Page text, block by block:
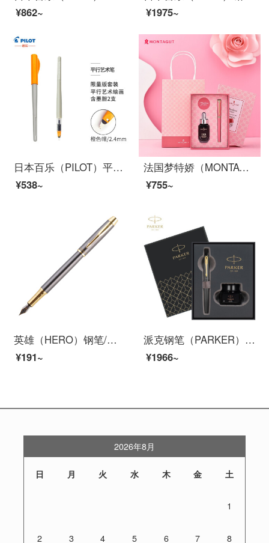
¥862~
¥1975~
日本百乐（PILOT）平行钢笔 美术美工艺术笔鸭嘴笔 艺术字体英文书法钢笔套装 2.4mm FP3-24-SS限量版
¥538~
法国梦特娇（MONTAGUT）钢笔学生女士礼盒墨水套装女生款练字高档精致礼物送礼 潘朵拉 粉红色0.5mm
¥755~
英雄（HERO）钢笔/签字笔7006 学生办公练字钢笔商务礼品 F尖 灰色
¥191~
派克钢笔（PARKER）派克威雅XL墨水礼盒 签字笔商务送礼 学生钢笔练字 生日礼物 礼品笔免费刻字 威雅XL经典黑金夹墨水笔+礼盒
¥1966~
2026年8月
日 月 火 水 木 金 土
1
2 3 4 5 6 7 8